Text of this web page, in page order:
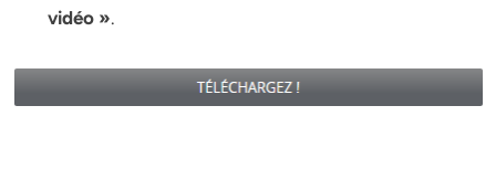
vidéo ».